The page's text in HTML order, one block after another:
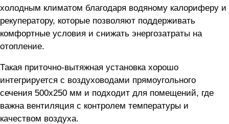
холодным климатом благодаря водяному калориферу и
рекуператору, которые позволяют поддерживать
комфортные условия и снижать энергозатраты на
отопление.
Такая приточно-вытяжная установка хорошо
интегрируется с воздуховодами прямоугольного
сечения 500x250 мм и подходит для помещений, где
важна вентиляция с контролем температуры и
качеством воздуха.